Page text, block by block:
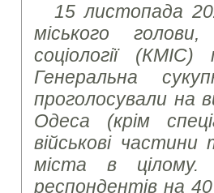
15 листопада
міського
соціології
Генеральна
проголосували на
Одеса (крім
військові
міста в
респондентів на